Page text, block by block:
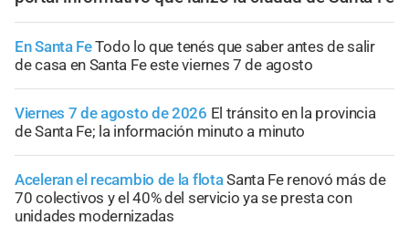
En Santa FeTodo lo que tenés que saber antes de salir
de casa en Santa Fe este viernes 7 de agosto
Viernes 7 de agosto de 2026 El tránsito en la provincia
de Santa Fe; la información minuto a minuto
Aceleran el recambio de la flotaSanta Fe renovó más de
70 colectivos y el 40% del servicio ya se presta con
unidades modernizadas